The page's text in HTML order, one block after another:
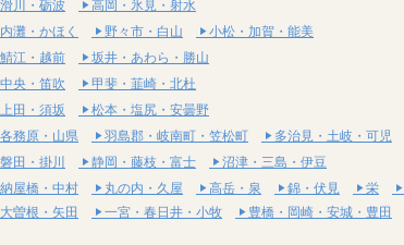
川・砺波
高岡・氷見・射水
灘・かほく 野々市・白山
小松・加賀・能美
江・越前
坂井・あわら・勝山
央・笛吹
甲斐・韮崎・北杜
田・須坂
松本・塩尻・安曇野
務原・山県 羽島郡・岐南町・笠松町 多治見・土岐・可児
田・掛川 静岡・藤枝・富士
沼津・三島・伊豆
屋橋・中村 丸の内・久屋 高岳・泉 錦・伏見 栄
曽根・矢田
一宮・春日井・小牧 豊橋・岡崎・安城・豊田